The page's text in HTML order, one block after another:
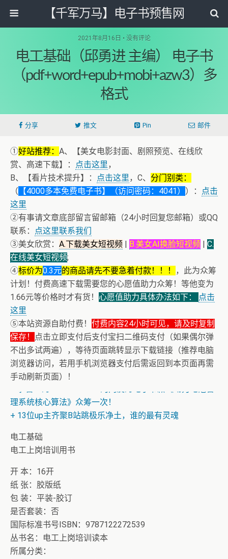
【千军万马】电子书预售网
2021年8月16日 • 没有评论
电工基础（邱勇进 主编） 电子书
（pdf+word+epub+mobi+azw3）多
格式
分享 推文 Pin 邮件
①好站推荐： A、【美女电影封面、剧照预览、在线欣
赏、高速下载】：
点击这里，
B、【看片技术提升】：
点击这里，C、 分门别类：
（ 【4000多本免费电子书】（访问密码：4041） ）：
点击
这里
②有事请文章底部留言留邮箱（24小时回复您邮箱）或QQ
联系：
点这里联系我们
③美女欣赏： A.下载美女短视频 | B.美女AI换脸短视频 | C.
在线美女短视频;
④标价为0.3元的商品请先不要急着付款！！！
，此为众筹
计划！付费高速下载需要您的心愿值助力众筹！等他变为
1.66元等价格时才有货！ 心愿值助力具体办法如下：
点击
这里
⑤本站资源自助付费！ 付费内容24小时可见，请及时复制
保存！
点击立即支付后支付宝扫二维码支付（如果偶尔弹
不出多试两遍），等待页面跳转显示下载链接（推荐电脑
浏览器访问，若用手机浏览器支付后需返回到本页面再需
手动刷新页面）！
+ 恭喜IP为180.201.1.217的网友为电子书籍《动力电池管
理系统核心算法》众筹一次！
+ 美女电影高清预览
理系统核心算法》众筹一次！
+ 13位up主齐聚B站跳极乐净土，谁的最有灵魂
电工基础
电工上岗培训用书
开 本：16开
纸 张：胶版纸
包 装：平装-胶订
是否套装：否
国际标准书号ISBN：9787122272539
丛书名：电工上岗培训读本
所属分类：